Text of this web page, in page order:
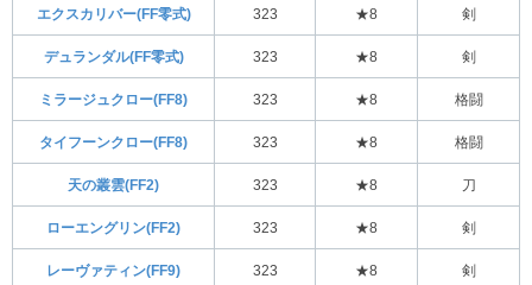
エクスカリバー(FF零式) 323 ★8 剣
デュランダル(FF零式) 323 ★8 剣
ミラージュクロー(FF8) 323 ★8 格闘
タイフーンクロー(FF8) 323 ★8 格闘
天の叢雲(FF2) 323 ★8 刀
ローエングリン(FF2) 323 ★8 剣
レーヴァティン(FF9) 323 ★8 剣